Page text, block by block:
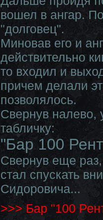
вошел в ангар.
"долговец".
Миновав его и
действительно
то входил и
причем делали
позволялось.
Свернув налево,
табличку:
"Бар 100
Свернув еще
стал спускать
Сидоровича...
>>> Бар "100